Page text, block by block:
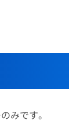
みです。